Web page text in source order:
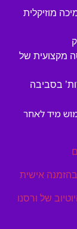
מוזיקלית
מקצועית של
בסביבה
מיד לאחר
בהזמנה אישית
של ורסנו